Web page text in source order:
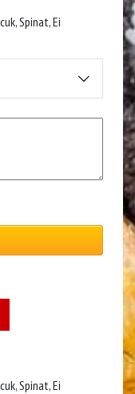
Spinat, Ei
Spinat, Ei